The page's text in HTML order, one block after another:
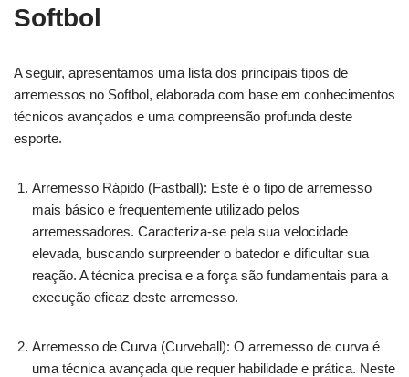
Softbol
A seguir, apresentamos uma lista dos principais tipos de
arremessos no Softbol, elaborada com base em conhecimentos
técnicos avançados e uma compreensão profunda deste
esporte.
Arremesso Rápido (Fastball): Este é o tipo de arremesso
mais básico e frequentemente utilizado pelos
arremessadores. Caracteriza-se pela sua velocidade
elevada, buscando surpreender o batedor e dificultar sua
reação. A técnica precisa e a força são fundamentais para a
execução eficaz deste arremesso.
Arremesso de Curva (Curveball): O arremesso de curva é
uma técnica avançada que requer habilidade e prática. Neste